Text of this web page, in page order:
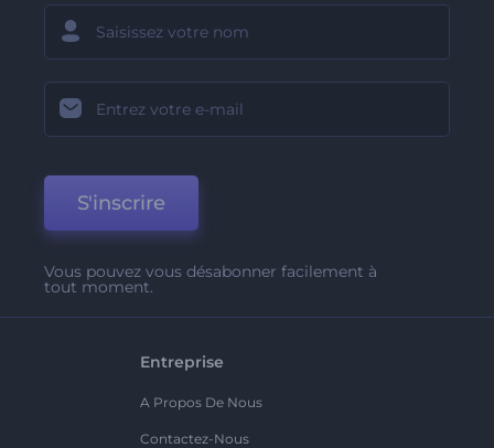
S'inscrire
Vous pouvez vous désabonner facilement à
tout moment.
Entreprise
A Propos De Nous
Contactez-Nous